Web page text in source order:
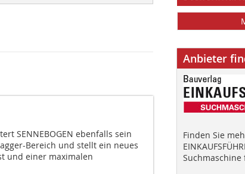
SENNEBOGEN ebenfalls sein
Bereich und stellt ein neues
und einer maximalen
Anbieter
Finden Sie